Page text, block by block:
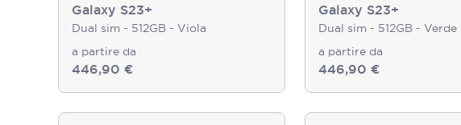
Galaxy S23+
Dual sim - 512GB - Viola
a partire da
446,90 €
Galaxy S23+
Dual sim - 512GB - Verde
a partire da
446,90 €